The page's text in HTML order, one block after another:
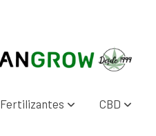
Fertilizantes CBD